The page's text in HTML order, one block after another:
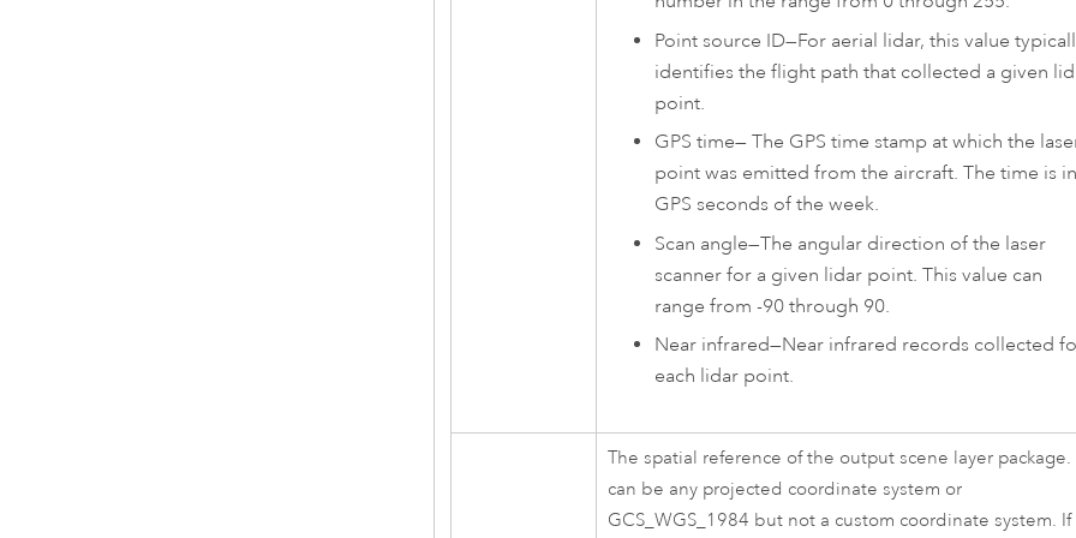
Point source ID—For aerial lidar, this value
identifies the flight path that collected a given
point.
GPS time— The GPS time stamp at which the
point was emitted from the aircraft. The time is in
GPS seconds of the week.
Scan angle—The angular direction of the laser
scanner for a given lidar point. This value can
range from -90 through 90.
Near infrared—Near infrared records collected
each lidar point.
The spatial reference of the output scene layer package.
can be any projected coordinate system or
GCS_WGS_1984 but not a custom coordinate system. If